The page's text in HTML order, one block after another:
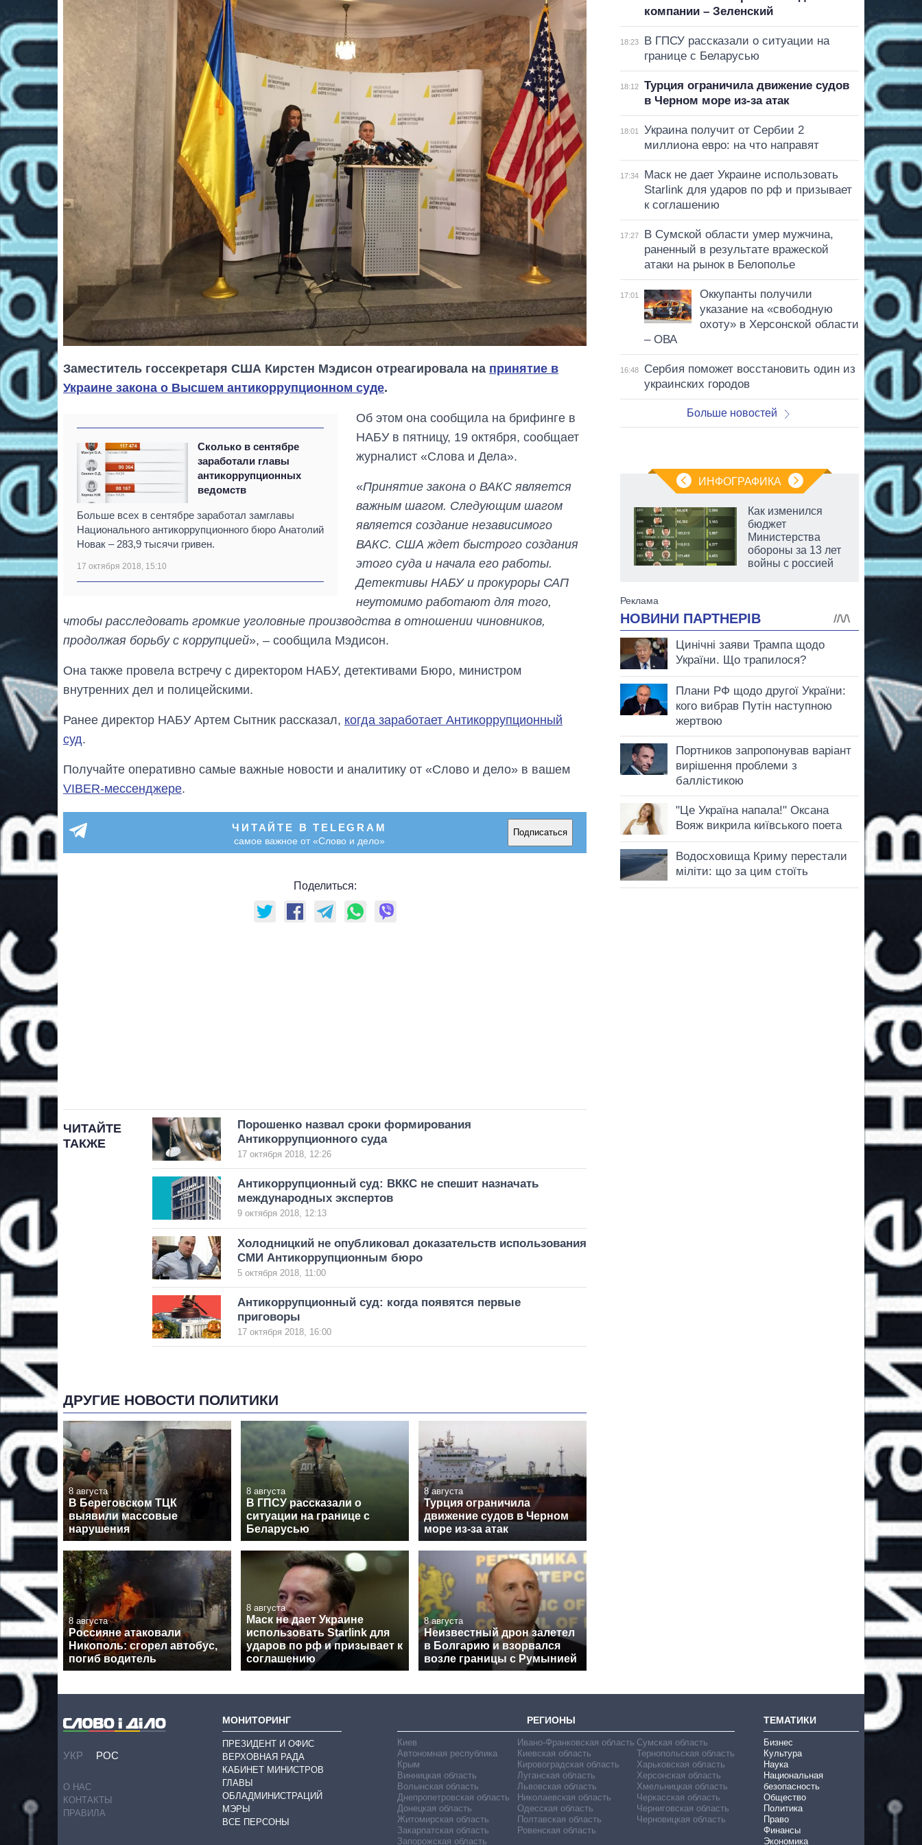
Заместитель госсекретаря США Кирстен Мэдисон отреагировала на принятие в
Украине закона о Высшем антикоррупционном суде.
Сколько в сентябре
заработали главы
антикоррупционных
ведомств
Больше всех в сентябре заработал замглавы
Национального антикоррупционного бюро Анатолий
Новак – 283,9 тысячи гривен.
17 октября 2018, 15:10
Об этом она сообщила на брифинге в
НАБУ в пятницу, 19 октября, сообщает
журналист «Слова и Дела».
«Принятие закона о ВАКС является
важным шагом. Следующим шагом
является создание независимого
ВАКС. США ждет быстрого создания
этого суда и начала его работы.
Детективы НАБУ и прокуроры САП
неутомимо работают для того,
чтобы расследовать громкие уголовные производства в отношении чиновников,
продолжая борьбу с коррупцией», – сообщила Мэдисон.
Она также провела встречу с директором НАБУ, детективами Бюро, министром
внутренних дел и полицейскими.
Ранее директор НАБУ Артем Сытник рассказал, когда заработает Антикоррупционный
суд.
Получайте оперативно самые важные новости и аналитику от «Слово и дело» в вашем
VIBER-мессенджере.
ЧИТАЙТЕ В TELEGRAM
самое важное от «Слово и дело»
Подписаться
Поделиться:
ЧИТАЙТЕ
ТАКЖЕ
Порошенко назвал сроки формирования
Антикоррупционного суда
17 октября 2018, 12:26
Антикоррупционный суд: ВККС не спешит назначать
международных экспертов
9 октября 2018, 12:13
Холодницкий не опубликовал доказательств использования
СМИ Антикоррупционным бюро
5 октября 2018, 11:00
Антикоррупционный суд: когда появятся первые
приговоры
17 октября 2018, 16:00
ДРУГИЕ НОВОСТИ ПОЛИТИКИ
8 августа
В Береговском ТЦК
выявили массовые
нарушения
8 августа
В ГПСУ рассказали о
ситуации на границе с
Беларусью
8 августа
Турция ограничила
движение судов в Черном
море из-за атак
8 августа
Россияне атаковали
Никополь: сгорел автобус,
погиб водитель
8 августа
Маск не дает Украине
использовать Starlink для
ударов по рф и призывает к
соглашению
8 августа
Неизвестный дрон залетел
в Болгарию и взорвался
возле границы с Румынией
компании – Зеленский
18:23
В ГПСУ рассказали о ситуации на
границе с Беларусью
18:12
Турция ограничила движение судов
в Черном море из-за атак
18:01
Украина получит от Сербии 2
миллиона евро: на что направят
17:34
Маск не дает Украине использовать
Starlink для ударов по рф и призывает
к соглашению
17:27
В Сумской области умер мужчина,
раненный в результате вражеской
атаки на рынок в Белополье
17:01
Оккупанты получили
указание на «свободную
охоту» в Херсонской области
– ОВА
16:48
Сербия поможет восстановить один из
украинских городов
Больше новостей
ИНФОГРАФИКА
Сколько
картофеля
выращивали в
Украине до и во
время большой
Как изменился
бюджет
Министерства
обороны за 13 лет
войны с россией
УКР РОС
О НАС
КОНТАКТЫ
ПРАВИЛА
МОНИТОРИНГ
ПРЕЗИДЕНТ И ОФИС
ВЕРХОВНАЯ РАДА
КАБИНЕТ МИНИСТРОВ
ГЛАВЫ
ОБЛАДМИНИСТРАЦИЙ
МЭРЫ
ВСЕ ПЕРСОНЫ
РЕГИОНЫ
Киев
Автономная республика
Крым
Винницкая область
Волынская область
Днепропетровская область
Донецкая область
Житомирская область
Закарпатская область
Запорожская область
Ивано-Франковская область
Киевская область
Кировоградская область
Луганская область
Львовская область
Николаевская область
Одесская область
Полтавская область
Ровенская область
Сумская область
Тернопольская область
Харьковская область
Херсонская область
Хмельницкая область
Черкасская область
Черниговская область
Черновицкая область
ТЕМАТИКИ
Бизнес
Культура
Наука
Национальная
безопасность
Общество
Политика
Право
Финансы
Экономика